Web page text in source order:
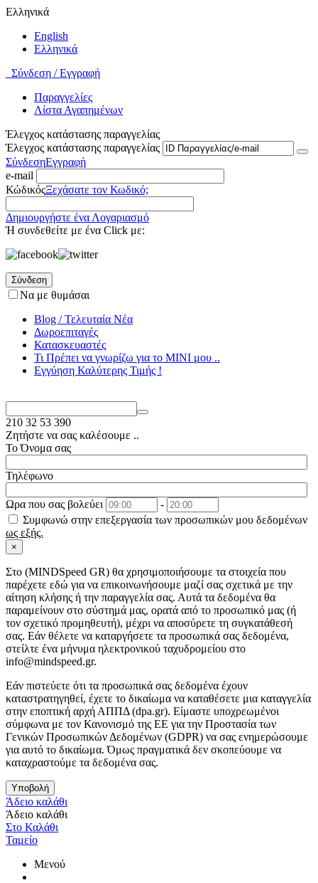
Ελληνικά
English
Ελληνικά
Σύνδεση / Εγγραφή
Παραγγελίες
Λίστα Αγαπημένων
Έλεγχος κατάστασης παραγγελίας
Έλεγχος κατάστασης παραγγελίας
ΣύνδεσηΕγγραφή
e-mail
ΚώδικόςΞεχάσατε τον Κωδικό;
Δημιουργήστε ένα Λογαριασμό
Ή συνδεθείτε με ένα Click με:
Σύνδεση
Να με θυμάσαι
Blog / Τελευταία Νέα
Δωροεπιταγές
Κατασκευαστές
Τι Πρέπει να γνωρίζω για το MΙΝΙ μου ..
Εγγύηση Καλύτερης Τιμής !
210 32 53 390
Ζητήστε να σας καλέσουμε ..
Το Όνομα σας
Τηλέφωνο
Ωρα που σας βολεύει
-
Συμφωνώ στην επεξεργασία των προσωπικών μου δεδομένων
ως εξής.
×
Στo (MINDSpeed GR) θα χρησιμοποιήσουμε τα στοιχεία που
παρέχετε εδώ για να επικοινωνήσουμε μαζί σας σχετικά με την
αίτηση κλήσης ή την παραγγελία σας. Αυτά τα δεδομένα θα
παραμείνουν στο σύστημά μας, ορατά από το προσωπικό μας (ή
τον σχετικό προμηθευτή), μέχρι να αποσύρετε τη συγκατάθεσή
σας. Εάν θέλετε να καταργήσετε τα προσωπικά σας δεδομένα,
στείλτε ένα μήνυμα ηλεκτρονικού ταχυδρομείου στο
info@mindspeed.gr.
Εάν πιστεύετε ότι τα προσωπικά σας δεδομένα έχουν
καταστρατηγηθεί, έχετε το δικαίωμα να καταθέσετε μια καταγγελία
στην εποπτική αρχή ΑΠΠΔ (dpa.gr). Είμαστε υποχρεωμένοι
σύμφωνα με τον Κανονισμό της ΕΕ για την Προστασία των
Γενικών Προσωπικών Δεδομένων (GDPR) να σας ενημερώσουμε
για αυτό το δικαίωμα. Όμως πραγματικά δεν σκοπεύουμε να
καταχραστούμε τα δεδομένα σας.
Υποβολή
Άδειο καλάθι
Άδειο καλάθι
Στο Καλάθι
Ταμείο
Μενού